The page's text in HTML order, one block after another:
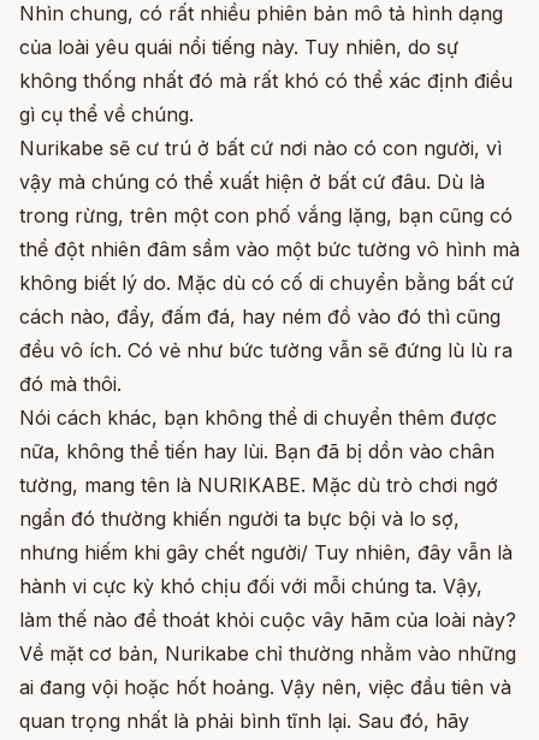
Nhìn chung, có rất nhiều phiên bản mô tả hình dạng
của loài yêu quái nổi tiếng này. Tuy nhiên, do sự
không thống nhất đó mà rất khó có thể xác định điều
gì cụ thể về chúng.
Nurikabe sẽ cư trú ở bất cứ nơi nào có con người, vì
vậy mà chúng có thể xuất hiện ở bất cứ đâu. Dù là
trong rừng, trên một con phố vắng lặng, bạn cũng có
thể đột nhiên đâm sầm vào một bức tường vô hình mà
không biết lý do. Mặc dù có cố di chuyển bằng bất cứ
cách nào, đẩy, đấm đá, hay ném đồ vào đó thì cũng
đều vô ích. Có vẻ như bức tường vẫn sẽ đứng lù lù ra
đó mà thôi.
Nói cách khác, bạn không thể di chuyển thêm được
nữa, không thể tiến hay lùi. Bạn đã bị dồn vào chân
tường, mang tên là NURIKABE. Mặc dù trò chơi ngớ
ngẩn đó thường khiến người ta bực bội và lo sợ,
nhưng hiếm khi gây chết người/ Tuy nhiên, đây vẫn là
hành vi cực kỳ khó chịu đối với mỗi chúng ta. Vậy,
làm thế nào để thoát khỏi cuộc vây hãm của loài này?
Về mặt cơ bản, Nurikabe chỉ thường nhằm vào những
ai đang vội hoặc hốt hoảng. Vậy nên, việc đầu tiên và
quan trọng nhất là phải bình tĩnh lại. Sau đó, hãy